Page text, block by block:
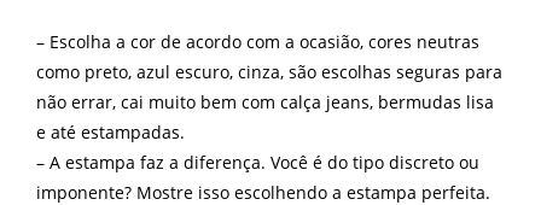
– Escolha a cor de acordo com a ocasião, cores neutras
como preto, azul escuro, cinza, são escolhas seguras para
não errar, cai muito bem com calça jeans, bermudas lisa
e até estampadas.
– A estampa faz a diferença. Você é do tipo discreto ou
imponente? Mostre isso escolhendo a estampa perfeita.